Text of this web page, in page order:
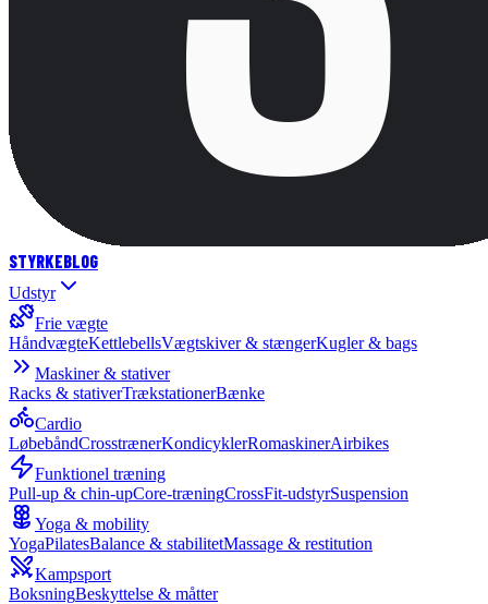
STYRKEBLOG
Udstyr
Frie vægte
HåndvægteKettlebellsVægtskiver & stængerKugler & bags
Maskiner & stativer
Racks & stativerTrækstationerBænke
Cardio
LøbebåndCrosstrænerKondicyklerRomaskinerAirbikes
Funktionel træning
Pull-up & chin-upCore-træningCrossFit-udstyrSuspension
Yoga & mobility
YogaPilatesBalance & stabilitetMassage & restitution
Kampsport
BoksningBeskyttelse & måtter